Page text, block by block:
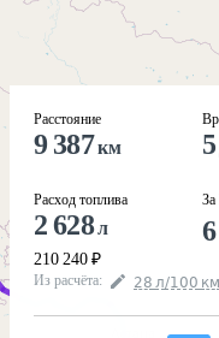
Расстояние
9 387км
Расход топлива
2 628л
210 240 ₽
5
Из расчёта: 28 л/100 км